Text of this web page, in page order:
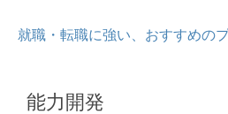
就職・転職に強い、おすすめの
能力開発